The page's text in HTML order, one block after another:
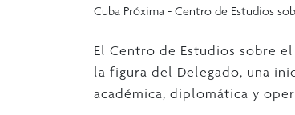
Cuba Próxima - Centro de Estudios
El Centro de Estudios sobre
la figura del Delegado, una
académica, diplomática y